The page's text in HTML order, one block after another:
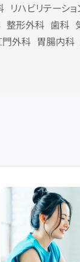
リハビリテーシ
整形外科 歯科
門外科 胃腸内科